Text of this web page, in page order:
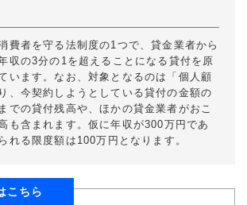
費者を守る法制度の1つで、貸金業者から
収の3分の1を超えることになる貸付を原
います。なお、対象となるのは「個人顧
、今契約しようとしている貸付の金額の
での貸付残高や、ほかの貸金業者がおこ
も含まれます。仮に年収が300万円であ
れる限度額は100万円となります。
こちら